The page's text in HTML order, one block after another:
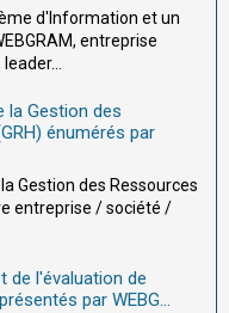
d'Information et un
entreprise
la Gestion des
énumérés par
Gestion des Ressources
entreprise / société /
de l'évaluation de
par WEBG...